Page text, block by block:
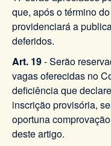
que, após o término
providenciará a
deferidos.
Art. 19- Serão
vagas oferecidas no
deficiência que
inscrição provisória,
oportuna
deste artigo.